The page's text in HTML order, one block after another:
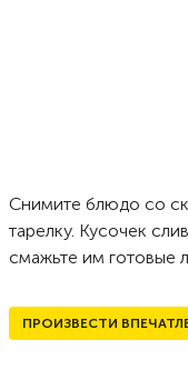
Снимите блюдо со
тарелку. Кусочек
смажьте им готовые
ПРОИЗВЕСТИ